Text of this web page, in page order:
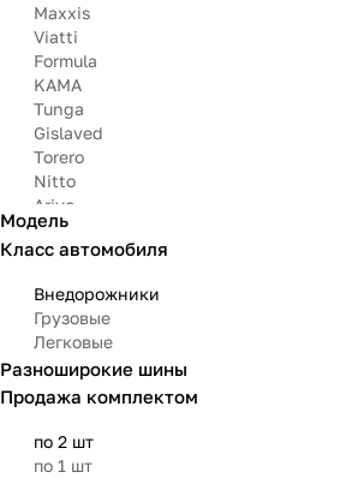
Maxxis
Viatti
Formula
KAMA
Tunga
Gislaved
Torero
Nitto
Arivo
Michelin
Mazzini
Модель
Класс автомобиля
Внедорожники
Грузовые
Легковые
Разноширокие шины
Продажа комплектом
по 2 шт
по 1 шт